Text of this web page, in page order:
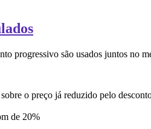
e um desconto
o preço já reduzido pelo
de 20%